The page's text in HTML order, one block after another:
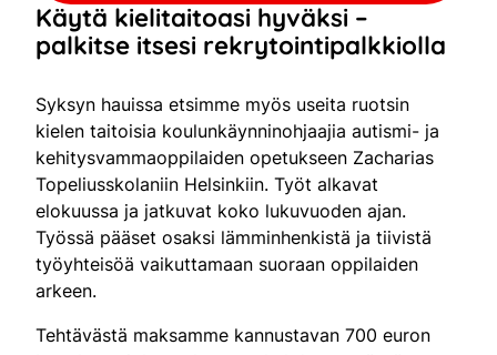
Käytä kielitaitoasi hyväksi –
palkitse itsesi rekrytointipalkkiolla
Syksyn hauissa etsimme myös useita ruotsin
kielen taitoisia koulunkäynninohjaajia autismi- ja
kehitysvammaoppilaiden opetukseen Zacharias
Topeliusskolaniin Helsinkiin. Työt alkavat
elokuussa ja jatkuvat koko lukuvuoden ajan.
Työssä pääset osaksi lämminhenkistä ja tiivistä
työyhteisöä vaikuttamaan suoraan oppilaiden
arkeen.
Tehtävästä maksamme kannustavan 700 euron